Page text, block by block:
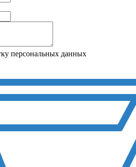
персональных данных